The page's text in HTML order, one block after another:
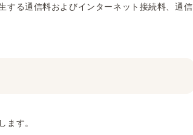
する通信料およびインターネット接続料、通信
ます。